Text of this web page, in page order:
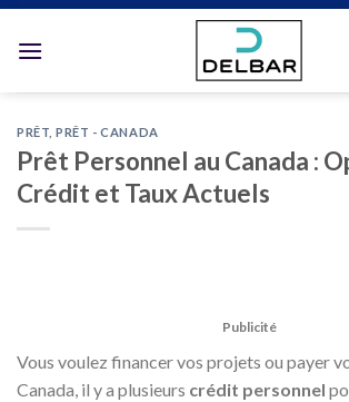
PRÊT ,PRÊT - CANADA
Prêt Personnel au Canada :
Crédit et Taux Actuels
Publicité
Vous voulez financer vos projets ou payer
Canada, il y a plusieurs crédit personnel